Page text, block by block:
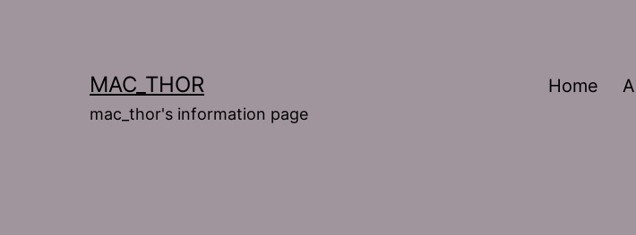
MAC_THOR
mac_thor's information page
Home